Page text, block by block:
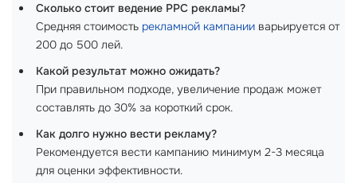
Сколько стоит ведение PPC рекламы?
Средняя стоимость рекламной кампании варьируется от
200 до 500 лей.
Какой результат можно ожидать?
При правильном подходе, увеличение продаж может
составлять до 30% за короткий срок.
Как долго нужно вести рекламу?
Рекомендуется вести кампанию минимум 2-3 месяца
для оценки эффективности.